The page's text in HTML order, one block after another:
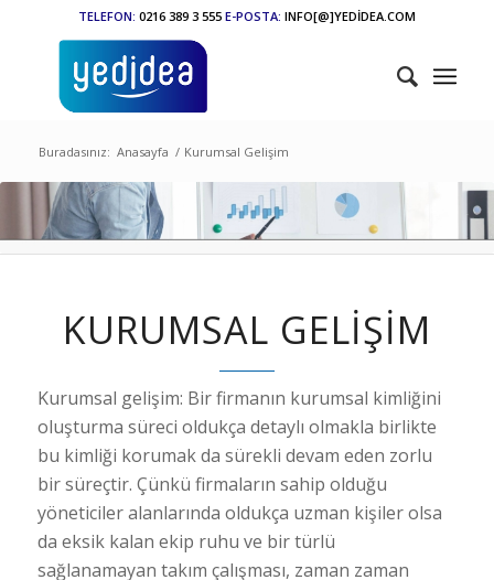
TELEFON: 0216 389 3 555 E-POSTA: INFO[@]YEDİDEA.COM
Buradasınız: Anasayfa / Kurumsal Gelişim
KURUMSAL GELİŞİM
Kurumsal gelişim: Bir firmanın kurumsal kimliğini
oluşturma süreci oldukça detaylı olmakla birlikte
bu kimliği korumak da sürekli devam eden zorlu
bir süreçtir. Çünkü firmaların sahip olduğu
yöneticiler alanlarında oldukça uzman kişiler olsa
da eksik kalan ekip ruhu ve bir türlü
sağlanamayan takım çalışması, zaman zaman